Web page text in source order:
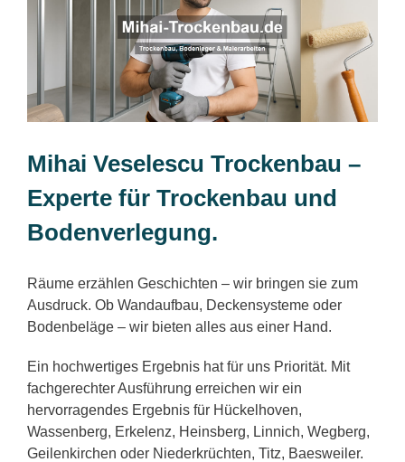
Mihai Veselescu Trockenbau –
Experte für Trockenbau und
Bodenverlegung.
Räume erzählen Geschichten – wir bringen sie zum
Ausdruck. Ob Wandaufbau, Deckensysteme oder
Bodenbeläge – wir bieten alles aus einer Hand.
Ein hochwertiges Ergebnis hat für uns Priorität. Mit
fachgerechter Ausführung erreichen wir ein
hervorragendes Ergebnis für Hückelhoven,
Wassenberg, Erkelenz, Heinsberg, Linnich, Wegberg,
Geilenkirchen oder Niederkrüchten, Titz, Baesweiler.